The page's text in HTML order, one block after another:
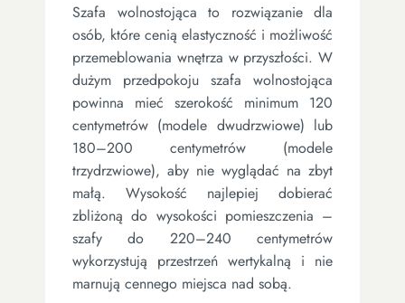
Szafa wolnostojąca to rozwiązanie dla
osób, które cenią elastyczność i możliwość
przemeblowania wnętrza w przyszłości. W
dużym przedpokoju szafa wolnostojąca
powinna mieć szerokość minimum 120
centymetrów (modele dwudrzwiowe) lub
180–200 centymetrów (modele
trzydrzwiowe), aby nie wyglądać na zbyt
małą. Wysokość najlepiej dobierać
zbliżoną do wysokości pomieszczenia –
szafy do 220–240 centymetrów
wykorzystują przestrzeń wertykalną i nie
marnują cennego miejsca nad sobą.